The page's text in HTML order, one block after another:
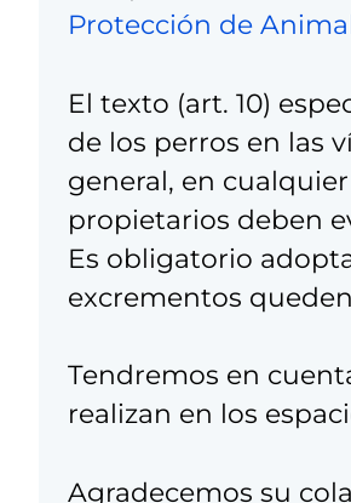
Protección de
El texto (art. 10)
de los perros en las
general, en
propietarios deben
Es obligatorio
excrementos
Tendremos en
realizan en los
Agradecemos su